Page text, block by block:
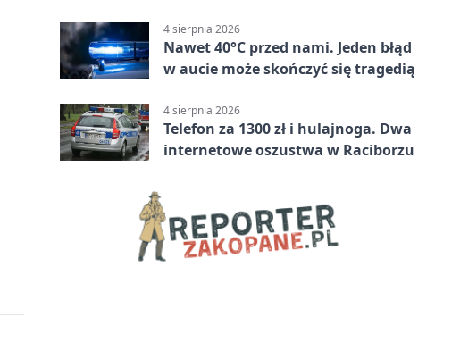
4 sierpnia 2026
Nawet 40°C przed nami. Jeden błąd
w aucie może skończyć się tragedią
4 sierpnia 2026
Telefon za 1300 zł i hulajnoga. Dwa
internetowe oszustwa w Raciborzu